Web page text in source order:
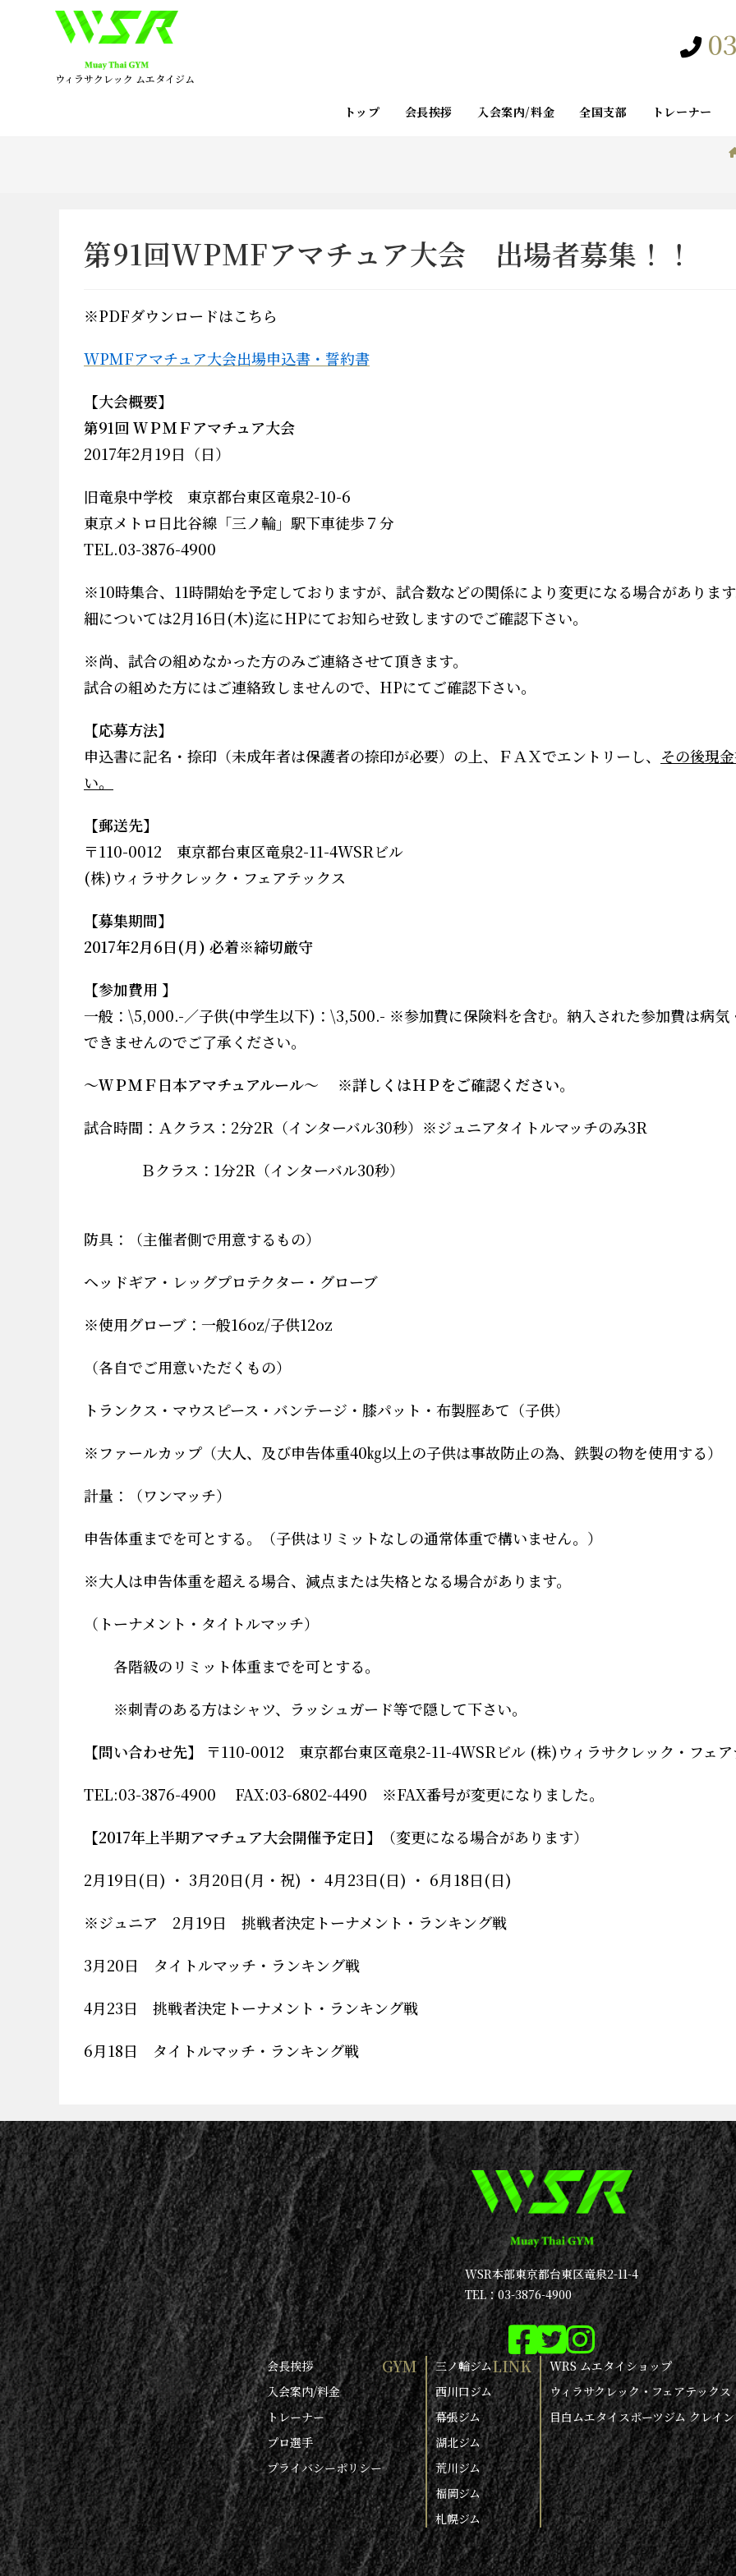
ウィラサクレック ムエタイジム
トップ 会長挨拶 入会案内/料金 全国支部 トレーナー
第91回WPMFアマチュア大会 出場者募集！！
※PDFダウンロードはこちら
WPMFアマチュア大会出場申込書・誓約書
【大会概要】
第91回 ＷＰＭＦアマチュア大会
2017年2月19日（日）
旧竜泉中学校 東京都台東区竜泉2-10-6
東京メトロ日比谷線「三ノ輪」駅下車徒歩７分
TEL.03-3876-4900
※10時集合、 11時開始を予定しておりますが、試合数などの関係により変更になる場合がありま
細については2月16日(木)迄にHPにてお知らせ致しますのでご確認下さい。
※尚、試合の組めなかった方のみご連絡させて頂きます。
試合の組めた方にはご連絡致しませんので、 HPにてご確認下さい。
【応募方法】
申込書に記名・捺印（未成年者は保護者の捺印が必要）の上、
ＦＡＸでエントリーし、 その後現
い。
【郵送先】
〒110-0012 東京都台東区竜泉2-11-4WSRビル
(株)ウィラサクレック・フェアテックス
【募集期間】
2017年2月6日(月) 必着※締切厳守
【参加費用 】
一般： \5,000.-／子供(中学生以下)： \3,500.- ※参加費に保険料を含む。納入された参加費は病
できませんのでご了承ください。
～ＷＰＭＦ日本アマチュアルール～
※詳しくはＨＰをご確認ください。
試合時間：Ａクラス： 2分2R （インターバル30秒）※ジュニアタイトルマッチのみ3R
Ｂクラス： 1分2R （インターバル30秒）
防具：（主催者側で用意するもの）
ヘッドギア・レッグプロテクター・グローブ
※使用グローブ：一般16oz/子供12oz
（各自でご用意いただくもの）
トランクス・マウスピース・バンテージ・膝パット・布製脛あて（子供）
※ファールカップ（大人、及び申告体重40㎏以上の子供は事故防止の為、鉄製の物を使用する）
計量：（ワンマッチ）
申告体重までを可とする。（子供はリミットなしの通常体重で構いません。）
※大人は申告体重を超える場合、減点または失格となる場合があります。
（トーナメント・タイトルマッチ）
各階級のリミット体重までを可とする。
※刺青のある方はシャツ、ラッシュガード等で隠して下さい。
【問い合わせ先】
〒110-0012 東京都台東区竜泉2-11-4WSRビル (株)ウィラサクレック・フェア
TEL:03-3876-4900 FAX:03-6802-4490 ※FAX番号が変更になりました。
【2017年上半期アマチュア大会開催予定日】
（変更になる場合があります）
2月19日(日) ・ 3月20日(月・祝) ・ 4月23日(日) ・ 6月18日(日)
※ジュニア 2月19日 挑戦者決定トーナメント・ランキング戦
3月20日 タイトルマッチ・ランキング戦
4月23日 挑戦者決定トーナメント・ランキング戦
6月18日 タイトルマッチ・ランキング戦
WSR本部東京都台東区竜泉2-11-4
TEL：03-3876-4900
会長挨拶
入会案内/料金
トレーナー
プロ選手
プライバシーポリシー
GYM
三ノ輪ジム
西川口ジム
幕張ジム
湖北ジム
荒川ジム
福岡ジム
札幌ジム
LINK
WRS ムエタイショップ
ウィラサクレック・フェアテック
目白ムエタイスポーツジム クレイン